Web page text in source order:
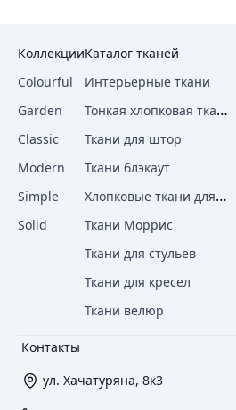
Контакты
ул. Хачатуряна, 8к3
Коллекции
Colourful
Garden
Classic
Modern
Simple
Solid
Каталог тканей
Интерьерные ткани
Тонкая хлопковая ткань
Ткани для штор
Ткани блэкаут
Хлопковые ткани для штор
Ткани Моррис
Ткани для стульев
Ткани для кресел
Ткани велюр